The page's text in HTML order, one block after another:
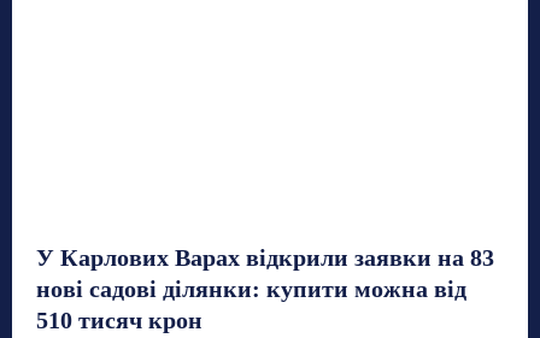
У Карлових Варах відкрили заявки на 83
нові садові ділянки: купити можна від
510 тисяч крон